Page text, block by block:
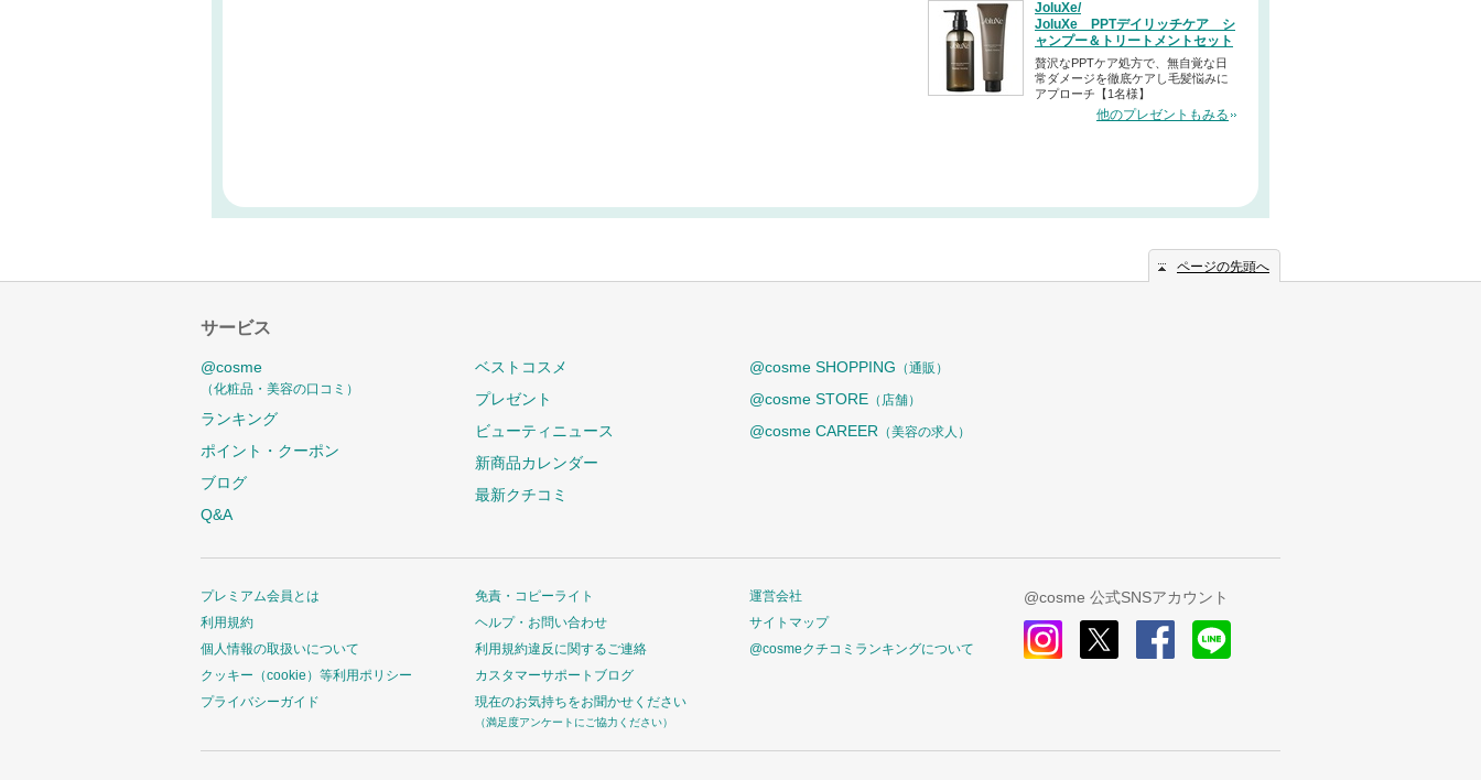
JoluXe/
JoluXe PPTデイリッチケア シ
ャンプー＆トリートメントセット
贅沢なPPTケア処方で、無自覚な日
常ダメージを徹底ケアし毛髪悩みに
アプローチ【1名様】
他のプレゼントもみる
ページの先頭へ
サービス
@cosme
（化粧品・美容の口コミ）
ランキング
ポイント・クーポン
ブログ
Q&A
ベストコスメ
プレゼント
ビューティニュース
新商品カレンダー
最新クチコミ
@cosme SHOPPING （通販）
@cosme STORE （店舗）
@cosme CAREER （美容の求人）
プレミアム会員とは
利用規約
個人情報の取扱いについて
クッキー（cookie）等利用ポリシー
プライバシーガイド
免責・コピーライト
ヘルプ・お問い合わせ
利用規約違反に関するご連絡
カスタマーサポートブログ
現在のお気持ちをお聞かせください
（満足度アンケートにご協力ください）
運営会社
サイトマップ
@cosmeクチコミランキングについて
@cosme 公式SNSアカウント